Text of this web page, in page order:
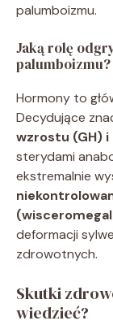
palumboizmu.
Jaką rolę
palumboizmu?
Hormony to
Decydujące
wzrostu (GH) i
sterydami
ekstremalnie
deformacji
zdrowotnych.
Skutki
wiedzieć?